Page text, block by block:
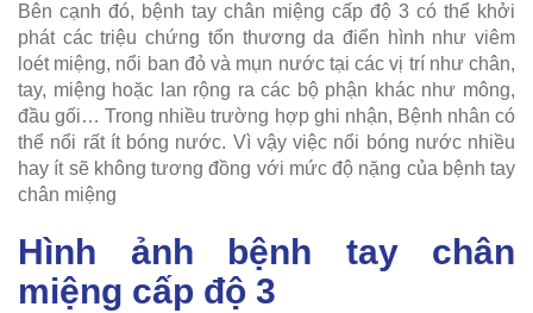
Bên cạnh đó, bệnh tay chân miệng cấp độ 3 có thể khởi
phát các triệu chứng tổn thương da điển hình như viêm
loét miệng, nổi ban đỏ và mụn nước tại các vị trí như chân,
tay, miệng hoặc lan rộng ra các bộ phận khác như mông,
đầu gối… Trong nhiều trường hợp ghi nhận, Bệnh nhân có
thể nổi rất ít bóng nước. Vì vậy việc nổi bóng nước nhiều
hay ít sẽ không tương đồng với mức độ nặng của bệnh tay
chân miệng
Hình ảnh bệnh tay chân
miệng cấp độ 3